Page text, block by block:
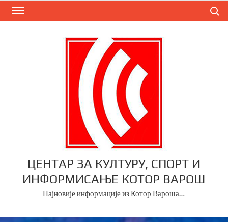
Skip
ЦЕНТАР ЗА КУЛТУРУ, СПОРТ И
ИНФОРМИСАЊЕ КОТОР ВАРОШ
Најновије информације из Котор Вароша…